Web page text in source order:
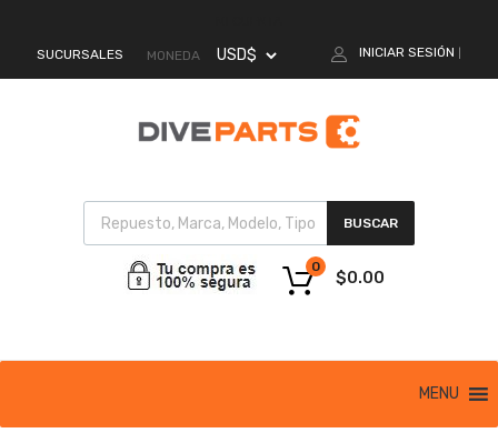
SUCURSALES MONEDA INICIAR SESIÓN
BUSCAR
$0.00
0
MENU